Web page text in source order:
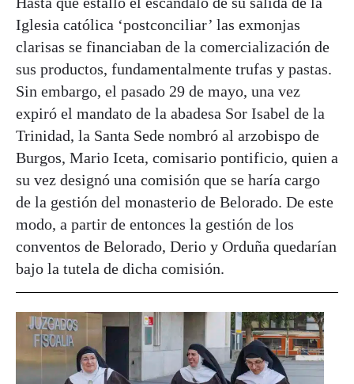
Iglesia católica ‘postconciliar’ las exmonjas
clarisas se financiaban de la comercialización de
sus productos, fundamentalmente trufas y pastas.
Sin embargo, el pasado 29 de mayo, una vez
expiró el mandato de la abadesa Sor Isabel de la
Trinidad, la Santa Sede nombró al arzobispo de
Burgos, Mario Iceta, comisario pontificio, quien a
su vez designó una comisión que se haría cargo
de la gestión del monasterio de Belorado. De este
modo, a partir de entonces la gestión de los
conventos de Belorado, Derio y Orduña quedarían
bajo la tutela de dicha comisión.